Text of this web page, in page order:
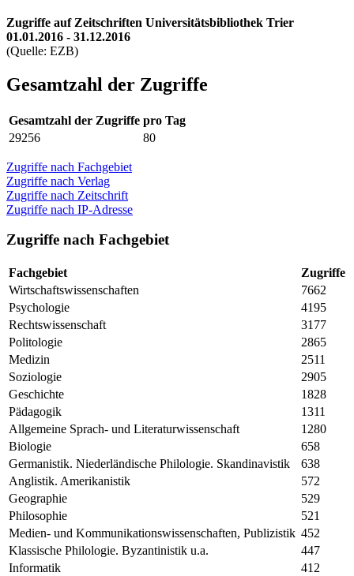
Zugriffe auf Zeitschriften Universitätsbibliothek Trier
01.01.2016 - 31.12.2016
(Quelle: EZB)
Gesamtzahl der Zugriffe
Gesamtzahl der Zugriffe pro Tag
29256
80
Zugriffe nach Fachgebiet
Zugriffe nach Verlag
Zugriffe nach Zeitschrift
Zugriffe nach IP-Adresse
Zugriffe nach Fachgebiet
Fachgebiet
Zugriffe
Wirtschaftswissenschaften
7662
Psychologie
4195
Rechtswissenschaft
3177
Politologie
2865
Medizin
2511
Soziologie
2905
Geschichte
1828
Pädagogik
1311
Allgemeine Sprach- und Literaturwissenschaft
1280
Biologie
658
Germanistik. Niederländische Philologie. Skandinavistik
638
Anglistik. Amerikanistik
572
Geographie
529
Philosophie
521
Medien- und Kommunikationswissenschaften, Publizistik 452
Klassische Philologie. Byzantinistik u.a.
447
Informatik
412